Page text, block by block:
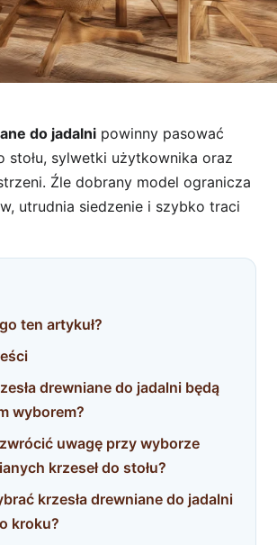
do jadalni powinny pasować
stołu, sylwetki użytkownika oraz
Źle dobrany model ogranicza
utrudnia siedzenie i szybko traci
ten artykuł?
drewniane do jadalni będą
wyborem?
uwagę przy wyborze
krzeseł do stołu?
krzesła drewniane do jadalni
kroku?